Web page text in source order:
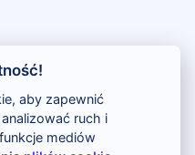
aby zapewnić
analizować ruch i
mediów